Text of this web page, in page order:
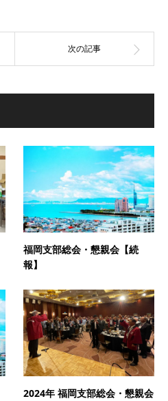
福岡支部総会・懇親会【続
報】
2024年 福岡支部総会・懇親会